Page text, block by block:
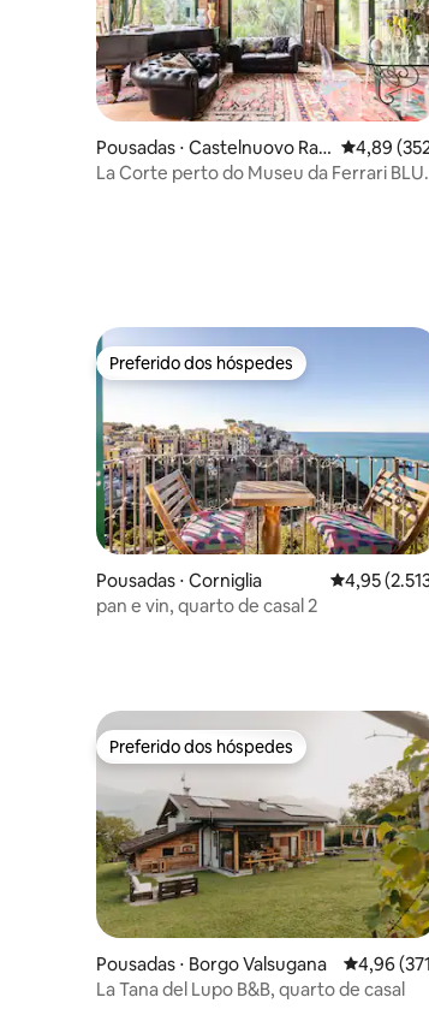
Pousadas ⋅ Castelnuovo Ran
gone
4,89 de
4,89
La Corte perto do Museu da Ferrari BLU
Preferido dos hóspedes
Preferido dos hóspedes
Pousadas ⋅ Corniglia 4,95 de
4,95
pan e vin, quarto de casal 2
Preferido dos hóspedes
Preferido dos hóspedes
Pousadas ⋅ Borgo Valsugana 4,96 de
4,96
La Tana del Lupo B&B, quarto de casal